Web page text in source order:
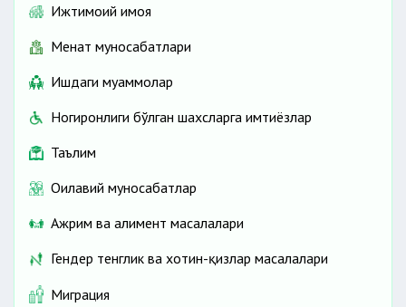
Ижтимоий ҳимоя
Меҳнат муносабатлари
Ишдаги муаммолар
Ногиронлиги бўлган шахсларга имтиёзлар
Таълим
Оилавий муносабатлар
Ажрим ва алимент масалалари
Гендер тенглик ва хотин-қизлар масалалари
Миграция